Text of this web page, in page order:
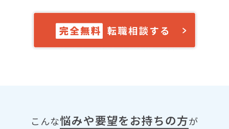
こんな悩みや要望をお持ちの方が